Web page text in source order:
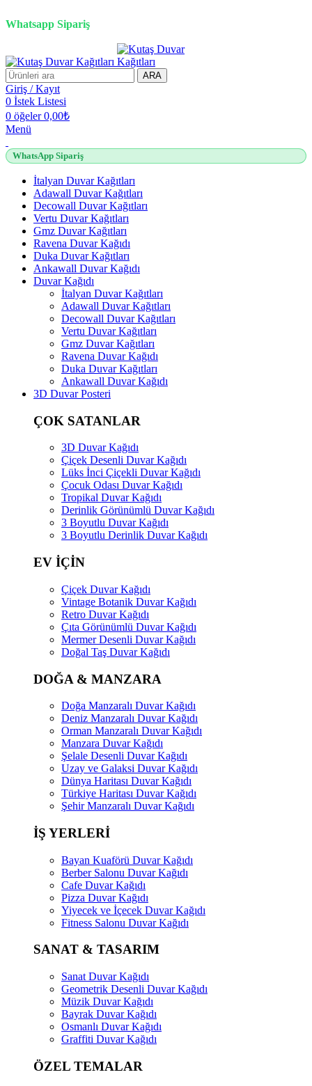
Whatsapp Sipariş
ARA
Giriş / Kayıt
0 İstek Listesi
0 öğeler 0,00₺
Menü
WhatsApp Sipariş
İtalyan Duvar Kağıtları
Adawall Duvar Kağıtları
Decowall Duvar Kağıtları
Vertu Duvar Kağıtları
Gmz Duvar Kağıtları
Ravena Duvar Kağıdı
Duka Duvar Kağıtları
Ankawall Duvar Kağıdı
Duvar Kağıdı
İtalyan Duvar Kağıtları
Adawall Duvar Kağıtları
Decowall Duvar Kağıtları
Vertu Duvar Kağıtları
Gmz Duvar Kağıtları
Ravena Duvar Kağıdı
Duka Duvar Kağıtları
Ankawall Duvar Kağıdı
3D Duvar Posteri
ÇOK SATANLAR
3D Duvar Kağıdı
Çiçek Desenli Duvar Kağıdı
Lüks İnci Çiçekli Duvar Kağıdı
Çocuk Odası Duvar Kağıdı
Tropikal Duvar Kağıdı
Derinlik Görünümlü Duvar Kağıdı
3 Boyutlu Duvar Kağıdı
3 Boyutlu Derinlik Duvar Kağıdı
EV İÇİN
Çiçek Duvar Kağıdı
Vintage Botanik Duvar Kağıdı
Retro Duvar Kağıdı
Çıta Görünümlü Duvar Kağıdı
Mermer Desenli Duvar Kağıdı
Doğal Taş Duvar Kağıdı
DOĞA & MANZARA
Doğa Manzaralı Duvar Kağıdı
Deniz Manzaralı Duvar Kağıdı
Orman Manzaralı Duvar Kağıdı
Manzara Duvar Kağıdı
Şelale Desenli Duvar Kağıdı
Uzay ve Galaksi Duvar Kağıdı
Dünya Haritası Duvar Kağıdı
Türkiye Haritası Duvar Kağıdı
Şehir Manzaralı Duvar Kağıdı
İŞ YERLERİ
Bayan Kuaförü Duvar Kağıdı
Berber Salonu Duvar Kağıdı
Cafe Duvar Kağıdı
Pizza Duvar Kağıdı
Yiyecek ve İçecek Duvar Kağıdı
Fitness Salonu Duvar Kağıdı
SANAT & TASARIM
Sanat Duvar Kağıdı
Geometrik Desenli Duvar Kağıdı
Müzik Duvar Kağıdı
Bayrak Duvar Kağıdı
Osmanlı Duvar Kağıdı
Graffiti Duvar Kağıdı
ÖZEL TEMALAR